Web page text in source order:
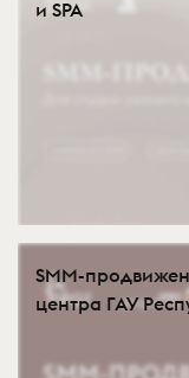
и SPA
SMM-
центра ГАУ